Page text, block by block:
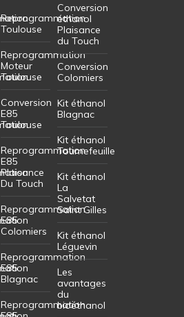
Reprogrammation
Toulouse
Reprogrammation
Moteur
Toulouse
Conversion
E85
Toulouse
Reprogrammation
E85
Plaisance
Du Touch
Reprogrammation
E85
Colomiers
Reprogrammation
E85
Blagnac
Reprogrammation
Conversion
éthanol
Plaisance
du Touch
Conversion
Colomiers
Kit éthanol
Blagnac
Kit éthanol
Tournefeuille
Kit éthanol
La
Salvetat
Saint Gilles
Kit éthanol
Léguevin
Les
avantages
du
bioéthanol